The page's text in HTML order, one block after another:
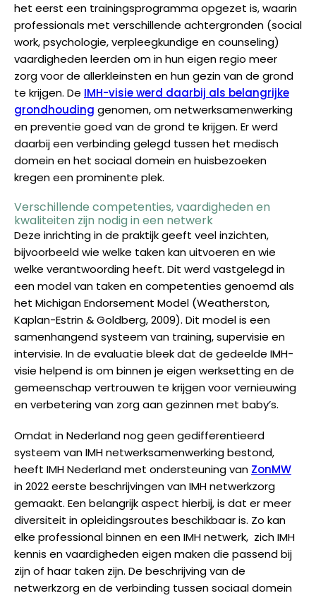
het eerst een trainingsprogramma opgezet is, waarin
professionals met verschillende achtergronden (social
work, psychologie, verpleegkundige en counseling)
vaardigheden leerden om in hun eigen regio meer
zorg voor de allerkleinsten en hun gezin van de grond
te krijgen. De IMH-visie werd daarbij als belangrijke
grondhouding genomen, om netwerksamenwerking
en preventie goed van de grond te krijgen. Er werd
daarbij een verbinding gelegd tussen het medisch
domein en het sociaal domein en huisbezoeken
kregen een prominente plek.
Verschillende competenties, vaardigheden en
kwaliteiten zijn nodig in een netwerk
Deze inrichting in de praktijk geeft veel inzichten,
bijvoorbeeld wie welke taken kan uitvoeren en wie
welke verantwoording heeft. Dit werd vastgelegd in
een model van taken en competenties genoemd als
het Michigan Endorsement Model (Weatherston,
Kaplan-Estrin & Goldberg, 2009). Dit model is een
samenhangend systeem van training, supervisie en
intervisie. In de evaluatie bleek dat de gedeelde IMH-
visie helpend is om binnen je eigen werksetting en de
gemeenschap vertrouwen te krijgen voor vernieuwing
en verbetering van zorg aan gezinnen met baby’s.
Omdat in Nederland nog geen gedifferentieerd
systeem van IMH netwerksamenwerking bestond,
heeft IMH Nederland met ondersteuning van ZonMW
in 2022 eerste beschrijvingen van IMH netwerkzorg
gemaakt. Een belangrijk aspect hierbij, is dat er meer
diversiteit in opleidingsroutes beschikbaar is. Zo kan
elke professional binnen en een IMH netwerk, zich IMH
kennis en vaardigheden eigen maken die passend bij
zijn of haar taken zijn. De beschrijving van de
netwerkzorg en de verbinding tussen sociaal domein